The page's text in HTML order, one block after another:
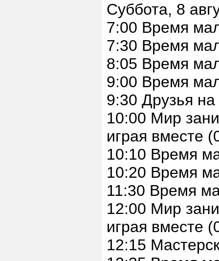
Суббота, 8
7:00 Время
7:30 Время
8:05 Время
9:00 Время
9:30 Друзья
10:00 Мир
играя вместе
10:10 Время
10:20 Время
11:30 Время
12:00 Мир
играя вместе
12:15